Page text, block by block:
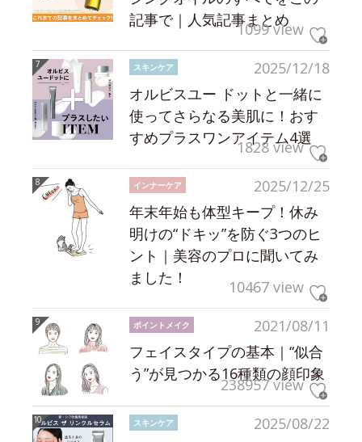
記事で｜人気記事まとめ
1099 view
2025/12/18
スキンケア
オルビスユー ドットと一緒に
使ってさらなる美肌に！おす
すめプラスワンアイテム4選
1828 view
2025/12/25
インナーケア
年末年始も体型キープ！休み
明けの“ドキッ”を防ぐ3つのヒ
ント｜美容のプロに聞いてみ
ました！
10467 view
2021/08/11
ポイントメイク
フェイスタイプの基本｜“似合
う”が見つかる16種類の顔印象
238957 view
2025/08/22
スキンケア